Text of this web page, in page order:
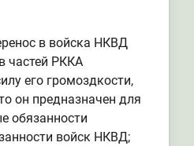
в войска НКВД
частей РККА
его громоздкости,
он предназначен для
обязанности
войск НКВД;